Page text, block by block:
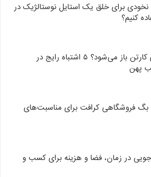
برای خلق یک استایل نوستالژیک در
کنیم؟
چرا چسب روی کارتن باز می‌شود؟ ۵ اشتباه رایج در
پهن
بگ فروشگاهی کرافت برای مناسبت‌های
در زمان، فضا و هزینه برای کسب و